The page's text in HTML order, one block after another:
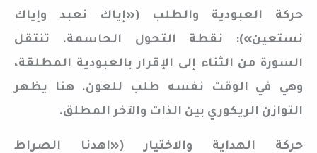
حركة العبودية والطلب («إياك نعبد وإياك
نستعين»): نقطة التحول الحاسمة. تنتقل
السورة من الثناء إلى الإقرار بالعبودية المطلقة،
وهي في الوقت نفسه طلب للعون. هنا يظهر
التوازن الريكوري بين الذات والآخر المطلق.
حركة الهداية والاختيار («اهدنا الصراط